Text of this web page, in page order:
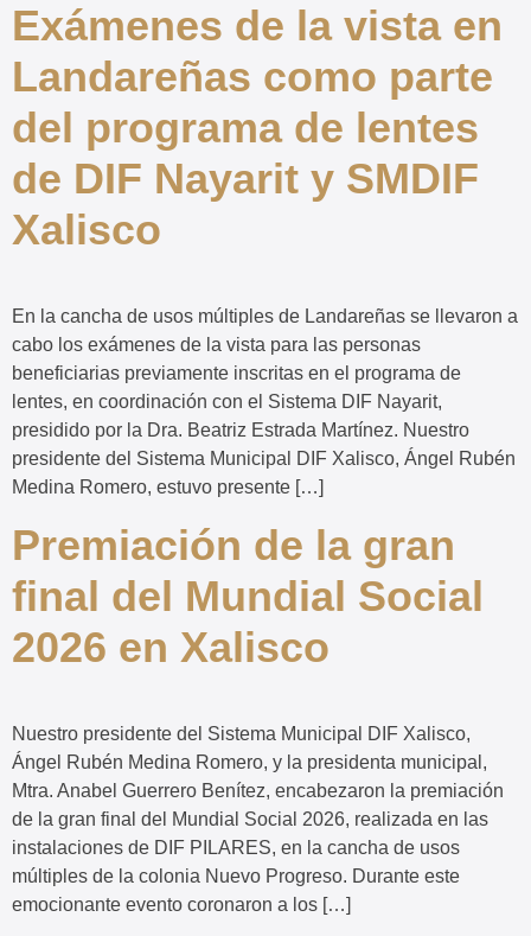
Exámenes de la vista en
Landareñas como parte
del programa de lentes
de DIF Nayarit y SMDIF
Xalisco
En la cancha de usos múltiples de Landareñas se llevaron a
cabo los exámenes de la vista para las personas
beneficiarias previamente inscritas en el programa de
lentes, en coordinación con el Sistema DIF Nayarit,
presidido por la Dra. Beatriz Estrada Martínez. Nuestro
presidente del Sistema Municipal DIF Xalisco, Ángel Rubén
Medina Romero, estuvo presente […]
Premiación de la gran
final del Mundial Social
2026 en Xalisco
Nuestro presidente del Sistema Municipal DIF Xalisco,
Ángel Rubén Medina Romero, y la presidenta municipal,
Mtra. Anabel Guerrero Benítez, encabezaron la premiación
de la gran final del Mundial Social 2026, realizada en las
instalaciones de DIF PILARES, en la cancha de usos
múltiples de la colonia Nuevo Progreso. Durante este
emocionante evento coronaron a los […]